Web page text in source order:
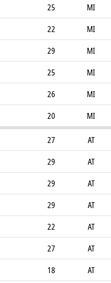
25
MI
22
MI
29
MI
25
MI
26
MI
20 MI
27 AT
29 AT
29 AT
29 AT
22 AT
27 AT
18 AT